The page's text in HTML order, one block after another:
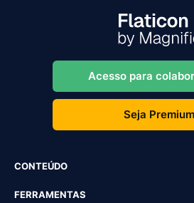
Acesso para
Seja Premium
CONTEÚDO
FERRAMENTAS